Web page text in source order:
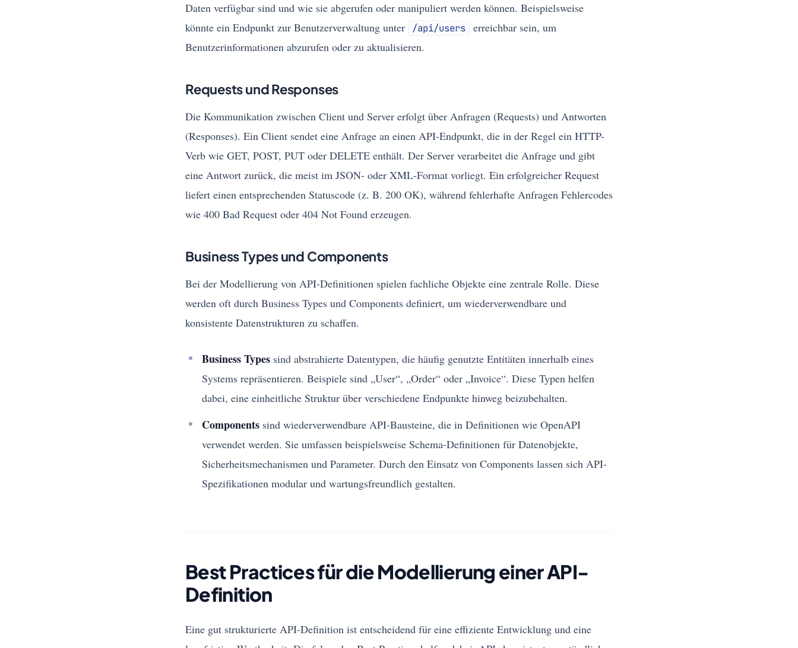
Daten verfügbar sind und wie sie abgerufen oder manipuliert werden können. Beispielsweise
könnte ein Endpunkt zur Benutzerverwaltung unter
/api/users
erreichbar sein, um
Benutzerinformationen abzurufen oder zu aktualisieren.
Requests und Responses
Die Kommunikation zwischen Client und Server erfolgt über Anfragen (Requests) und Antworten
(Responses). Ein Client sendet eine Anfrage an einen API-Endpunkt, die in der Regel ein HTTP-
Verb wie GET, POST, PUT oder DELETE enthält. Der Server verarbeitet die Anfrage und gibt
eine Antwort zurück, die meist im JSON- oder XML-Format vorliegt. Ein erfolgreicher Request
liefert einen entsprechenden Statuscode (z. B. 200 OK), während fehlerhafte Anfragen Fehlercodes
wie 400 Bad Request oder 404 Not Found erzeugen.
Business Types und Components
Bei der Modellierung von API-Definitionen spielen fachliche Objekte eine zentrale Rolle. Diese
werden oft durch Business Types und Components definiert, um wiederverwendbare und
konsistente Datenstrukturen zu schaffen.
Business Types sind abstrahierte Datentypen, die häufig genutzte Entitäten innerhalb eines
Systems repräsentieren. Beispiele sind „User“, „Order“ oder „Invoice“. Diese Typen helfen
dabei, eine einheitliche Struktur über verschiedene Endpunkte hinweg beizubehalten.
Components sind wiederverwendbare API-Bausteine, die in Definitionen wie OpenAPI
verwendet werden. Sie umfassen beispielsweise Schema-Definitionen für Datenobjekte,
Sicherheitsmechanismen und Parameter. Durch den Einsatz von Components lassen sich API-
Spezifikationen modular und wartungsfreundlich gestalten.
Best Practices für die Modellierung einer API-
Definition
Eine gut strukturierte API-Definition ist entscheidend für eine effiziente Entwicklung und eine